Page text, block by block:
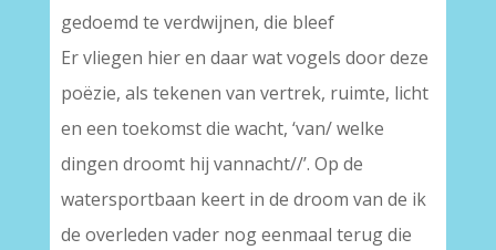
gedoemd te verdwijnen, die bleef
Er vliegen hier en daar wat vogels door deze
poëzie, als tekenen van vertrek, ruimte, licht
en een toekomst die wacht, ‘van/ welke
dingen droomt hij vannacht//’. Op de
watersportbaan keert in de droom van de ik
de overleden vader nog eenmaal terug die